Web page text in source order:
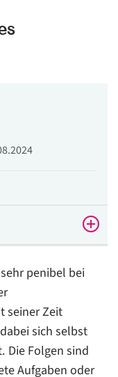
penibel bei
seiner Zeit
sich selbst
Die Folgen sind
Aufgaben oder